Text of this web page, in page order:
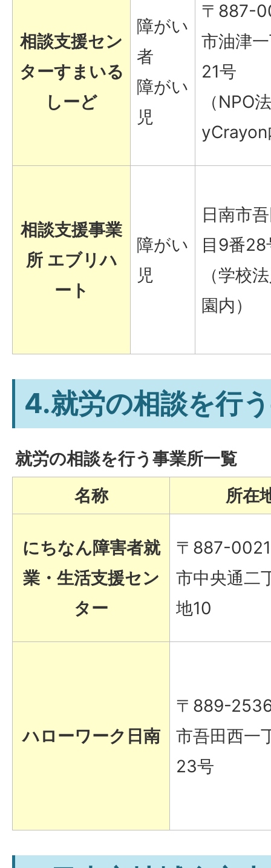
相談支援セン
ターすまいる
しーど
障がい
者
障がい
児
〒887-
市油津
21号
（NPO
yCrayon
相談支援事業
所 エブリハ
ート
障がい
児
日南市
目9番28
（学校
園内）
4.就労の相談を行
就労の相談を行う事業所一覧
名称
所在
にちなん障害者就
業・生活支援セン
ター
〒887-
市中央通二
地10
ハローワーク日南
〒889-
市吾田西一
23号